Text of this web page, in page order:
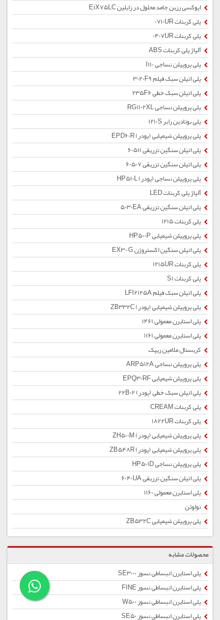
اپوکسی رزین جامد محلول در زایلین E1X75LC
پلی کربنات 0710UR
پلی کربنات 0407UR
آلیاژ پلی کربنات ABS
پلی پروپیلن نساجی I110
پلی اتیلن سبک فیلم 3020F9
پلی اتیلن سبک خطی 235F6
پلی پروپیلن نساجی RG1102XL
پلی بوتادین رابر 1210S
پلی پروپیلن شیمیایی (پودر) EPD60R
پلی اتیلن سنگین تزریقی 60511
پلی اتیلن سنگین تزریقی 60507
پلی پروپیلن نساجی (پودر) HP510L
آلیاژ پلی کربنات LED
پلی اتیلن سنگین تزریقی 5030EA
پلی کربنات 1215
پلی پروپیلن شیمیایی HP500P
پلی اتیلن سنگین اکستروژن EX3-G
پلی کربنات 1215UR
پلی کربنات S1
پلی اتیلن سبک فیلم LFI2125A
پلی پروپیلن شیمیایی (پودر) ZB332C
پلی استایرن معمولی 1461
پلی استایرن معمولی 1161
کریستال ملامین ریپک
پلی پروپیلن نساجی ARP512A
پلی پروپیلن شیمیایی EPQ30RF
پلی اتیلن سبک خطی (پودر) 22B02
پلی کربنات CREAM
پلی کربنات 1822UR
پلی پروپیلن شیمیایی (پودر) ZH500M
پلی پروپیلن شیمیایی (پودر) ZB548R
پلی پروپیلن نساجی HP501D
پلی اتیلن سنگین تزریقی 6040UA
پلی استایرن معمولی 1160
تولوئن
پلی پروپیلن شیمیایی ZB532C
محصولات مشابه
پلی استایرن انبساطی نسوز SE3000
پلی استایرن انبساطی نسوز FINE
پلی استایرن انبساطی نسوز W500
پلی استایرن انبساطی نسوز SE50